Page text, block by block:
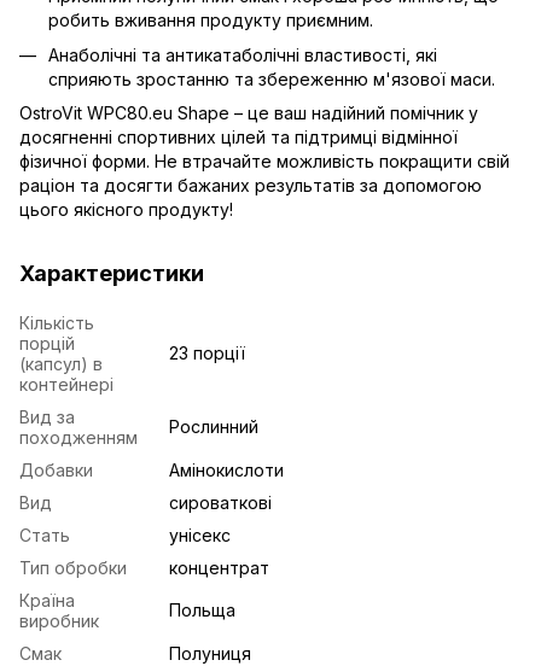
робить вживання продукту приємним.
Анаболічні та антикатаболічні властивості, які
сприяють зростанню та збереженню м'язової маси.
OstroVit WPC80.eu Shape – це ваш надійний помічник у
досягненні спортивних цілей та підтримці відмінної
фізичної форми. Не втрачайте можливість покращити свій
раціон та досягти бажаних результатів за допомогою
цього якісного продукту!
Характеристики
Кількість
порцій
(капсул) в
контейнері
23 порції
Вид за
походженням
Рослинний
Добавки
Амінокислоти
Вид
сироваткові
Стать
унісекс
Тип обробки
концентрат
Країна
виробник
Польща
Смак Полуниця